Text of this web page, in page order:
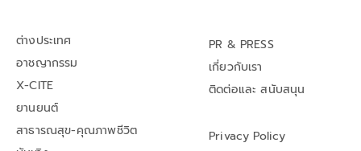
ต่างประเทศ
อาชญากรรม
X-CITE
ยานยนต์
สาธารณสุข-คุณภาพชีวิต
PR & PRESS
เกี่ยวกับเรา
ติดต่อและ สนับสนุน
Privacy Policy